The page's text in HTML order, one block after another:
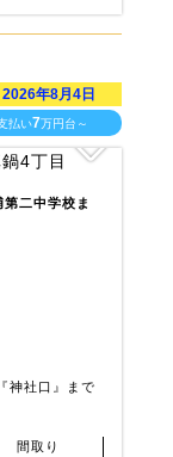
2026年8月4日
払い7万円台～
二中学校ま
神社口』まで
間取り